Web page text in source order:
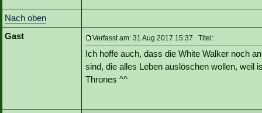
Nach oben
Gast
Verfasst am: 31 Aug 2017 15:37 Titel:
Ich hoffe auch, dass die White Walker noch
sind, die alles Leben auslöschen wollen, weil
Thrones ^^